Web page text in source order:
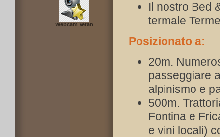
Webcam Vetan
Il nostro Bed
termale
Posizionato a:
20m.
passeggiare
alpinismo e
500m.
Fontina e
e vini locali)